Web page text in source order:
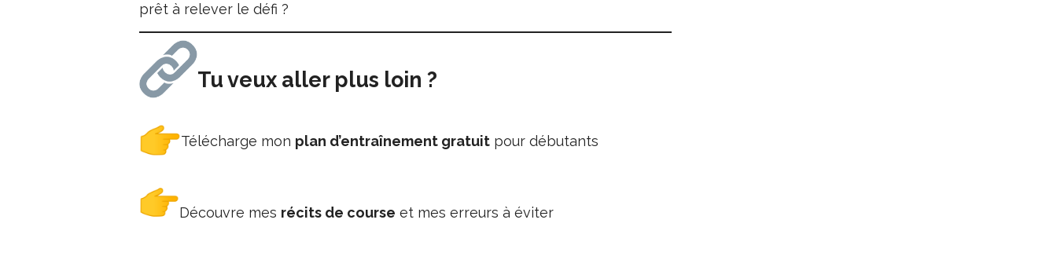
prêt à relever le défi ?
Tu veux aller plus loin ?
Télécharge mon plan d’entraînement gratuit pour débutants
Découvre mes récits de course et mes erreurs à éviter